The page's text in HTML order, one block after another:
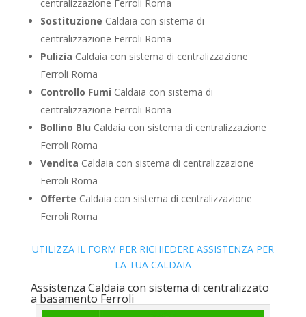
centralizzazione Ferroli Roma
Sostituzione Caldaia con sistema di
centralizzazione Ferroli Roma
Pulizia Caldaia con sistema di centralizzazione
Ferroli Roma
Controllo Fumi Caldaia con sistema di
centralizzazione Ferroli Roma
Bollino Blu Caldaia con sistema di centralizzazione
Ferroli Roma
Vendita Caldaia con sistema di centralizzazione
Ferroli Roma
Offerte Caldaia con sistema di centralizzazione
Ferroli Roma
UTILIZZA IL FORM PER RICHIEDERE ASSISTENZA PER
LA TUA CALDAIA
Assistenza Caldaia con sistema di centralizzato
a basamento Ferroli